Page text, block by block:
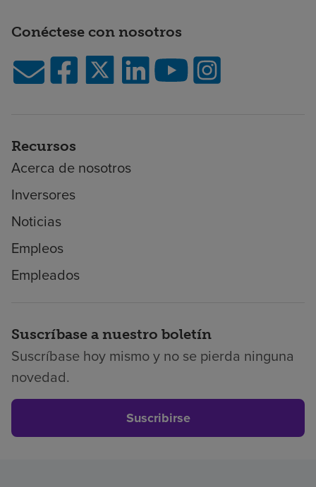
Conéctese con nosotros
Recursos
Acerca de nosotros
Inversores
Noticias
Empleos
Empleados
Suscríbase a nuestro boletín
Suscríbase hoy mismo y no se pierda ninguna
novedad.
Suscribirse